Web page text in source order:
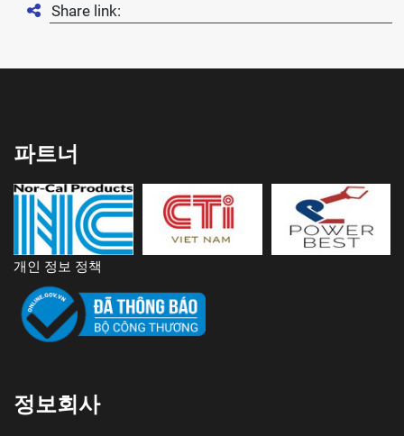
Share link:
파트너
개인 정보 정책
정보회사